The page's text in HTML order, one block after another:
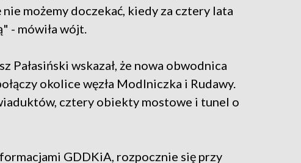
możemy doczekać, kiedy za cztery lata
- mówiła wójt.
wskazał, że nowa obwodnica
okolice węzła Modlniczka i Rudawy.
cztery obiekty mostowe i tunel o
GDDKiA, rozpocznie się przy